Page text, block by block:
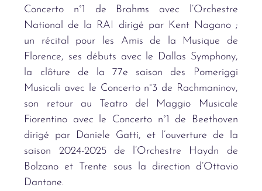
Concerto n°1 de Brahms avec l’Orchestre
National de la RAI dirigé par Kent Nagano ;
un récital pour les Amis de la Musique de
Florence, ses débuts avec le Dallas Symphony,
la clôture de la 77e saison des Pomeriggi
Musicali avec le Concerto n°3 de Rachmaninov,
son retour au Teatro del Maggio Musicale
Fiorentino avec le Concerto n°1 de Beethoven
dirigé par Daniele Gatti, et l’ouverture de la
saison 2024-2025 de l’Orchestre Haydn de
Bolzano et Trente sous la direction d’Ottavio
Dantone.